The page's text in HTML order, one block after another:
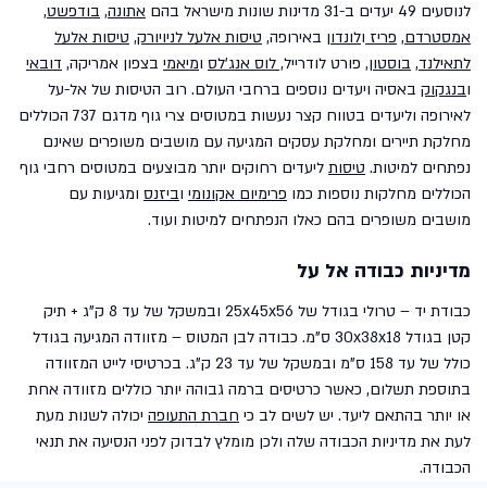
לנוסעים 49 יעדים ב-31 מדינות שונות מישראל בהם
אתונה, בודפשט,
אמסטרדם, פריז ולונדון באירופה, טיסות אלעל לניויורק, טיסות אלעל
לתאילנד, בוסטון, פורט לודרייל, לוס אנג'לס ומיאמי בצפון אמריקה, דובאי
ובנגקוק באסיה ויעדים נוספים ברחבי העולם. רוב הטיסות של אל-על
לאירופה וליעדים בטווח קצר נעשות במטוסים צרי גוף מדגם 737 הכוללים
מחלקת תיירים ומחלקת עסקים המגיעה עם מושבים משופרים שאינם
נפתחים למיטות. טיסות ליעדים רחוקים יותר מבוצעים במטוסים רחבי גוף
הכוללים מחלקות נוספות כמו פרימיום אקונומי וביזנס ומגיעות עם
מושבים משופרים בהם כאלו הנפתחים למיטות ועוד.
מדיניות כבודה אל על
כבודת יד – טרולי בגודל של 25x45x56 ובמשקל של עד 8 ק"ג + תיק
קטן בגודל 30x38x18 ס"מ. כבודה לבן המטוס – מזוודה המגיעה בגודל
כולל של עד 158 ס"מ ובמשקל של עד 23 ק"ג.
בכרטיסי לייט המזוודה
בתוספת תשלום, כאשר כרטיסים ברמה גבוהה יותר כוללים מזוודה אחת
או יותר בהתאם ליעד. יש לשים לב כי חברת התעופה יכולה לשנות מעת
לעת את מדיניות הכבודה שלה ולכן מומלץ לבדוק לפני הנסיעה את תנאי
הכבודה.